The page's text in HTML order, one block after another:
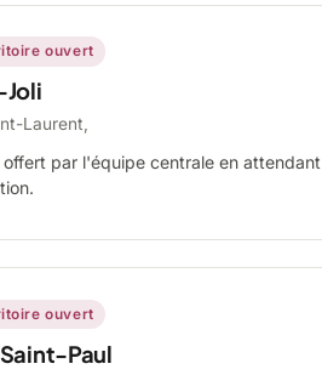
ouvert
Laurent,
offert par l'équipe centrale en attendant
ouvert
Paul